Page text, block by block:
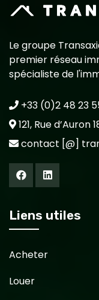
Le groupe
premier réseau
spécialiste de
+33 (0)2 48 23
121, Rue d’Auron
contact [@]
Liens utiles
Acheter
Louer